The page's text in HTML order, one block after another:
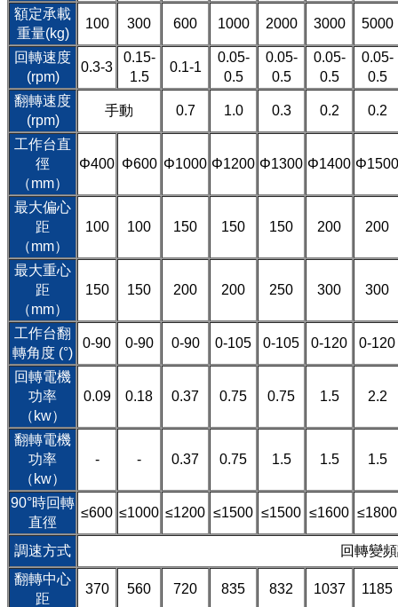
額定承載
重量(kg)
100 300 600 1000 2000 3000 5000
回轉速度
(rpm)
0.3-3
0.15-
1.5
0.1-1
0.05-
0.5
0.05-
0.5
0.05-
0.5
0.05-
0.5
翻轉速度
(rpm)
手動 0.7 1.0 0.3 0.2 0.2
工作台直
徑
（mm）
Φ400 Φ600 Φ1000 Φ1200 Φ1300 Φ1400 Φ1500
最大偏心
距
（mm）
100 100 150 150 150 200 200
最大重心
距
（mm）
150 150 200 200 250 300 300
工作台翻
轉角度 (°)
0-90 0-90 0-90 0-105 0-105 0-120 0-120
回轉電機
功率
（kw）
0.09 0.18 0.37 0.75 0.75 1.5 2.2
翻轉電機
功率
（kw）
- - 0.37 0.75 1.5 1.5 1.5
90°時回轉
直徑
≤600 ≤1000 ≤1200 ≤1500 ≤1500 ≤1600 ≤1800
調速方式
回轉變
翻轉中心
距
370 560 720 835 832 1037 1185